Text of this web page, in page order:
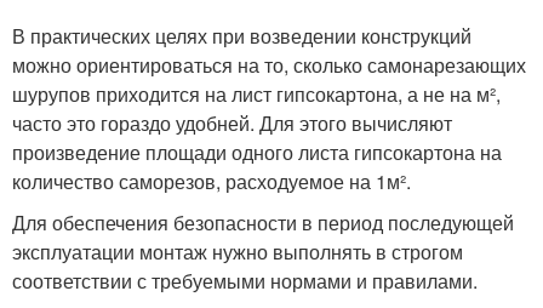
В практических целях при возведении конструкций
можно ориентироваться на то, сколько самонарезающих
шурупов приходится на лист гипсокартона, а не на м²,
часто это гораздо удобней. Для этого вычисляют
произведение площади одного листа гипсокартона на
количество саморезов, расходуемое на 1м².
Для обеспечения безопасности в период последующей
эксплуатации монтаж нужно выполнять в строгом
соответствии с требуемыми нормами и правилами.